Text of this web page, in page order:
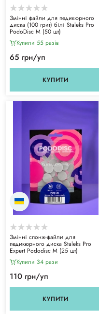
Змінні файли для педикюрного
диска (100 грит) білі Staleks Pro
PodoDisc M (50 шт)
Купили 55 разiв
65 грн/уп
КУПИТИ
Змінні спонж-файли для
педикюрного диска Staleks Pro
Expert Pododisc M (25 шт)
Купили 34 рази
110 грн/уп
КУПИТИ